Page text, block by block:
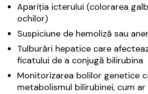
Apariția icterului (colorarea
ochilor)
Suspiciune de hemoliză sau
Tulburări hepatice care
ficatului de a conjugă bilirubina
Monitorizarea bolilor genetice
metabolismul bilirubinei, cum